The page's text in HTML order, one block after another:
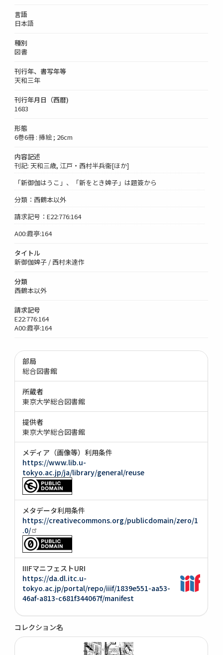
言語
日本語
種別
図書
刊行年、書写年等
天和三年
刊行年月日（西暦)
1683
形態
6巻6冊 : 挿絵 ; 26cm
内容記述
刊記: 天和三歳, 江戸・西村半兵衞[ほか]
「新御伽はうこ」、「新をとき婢子」は題簽から
分類：西鶴本以外
請求記号：E22:776:164
A00:霞亭:164
タイトル
新御伽婢子 / 西村未達作
分類
西鶴本以外
請求記号
E22:776:164
A00:霞亭:164
部局
総合図書館
所蔵者
東京大学総合図書館
提供者
東京大学総合図書館
メディア（画像等）利用条件
https://www.lib.u-
tokyo.ac.jp/ja/library/general/reuse
メタデータ利用条件
https://creativecommons.org/publicdomain/zero/1
.0/
IIIFマニフェストURI
https://da.dl.itc.u-
tokyo.ac.jp/portal/repo/iiif/1839e551-aa53-
46af-a813-c681f344067f/manifest
コレクション名